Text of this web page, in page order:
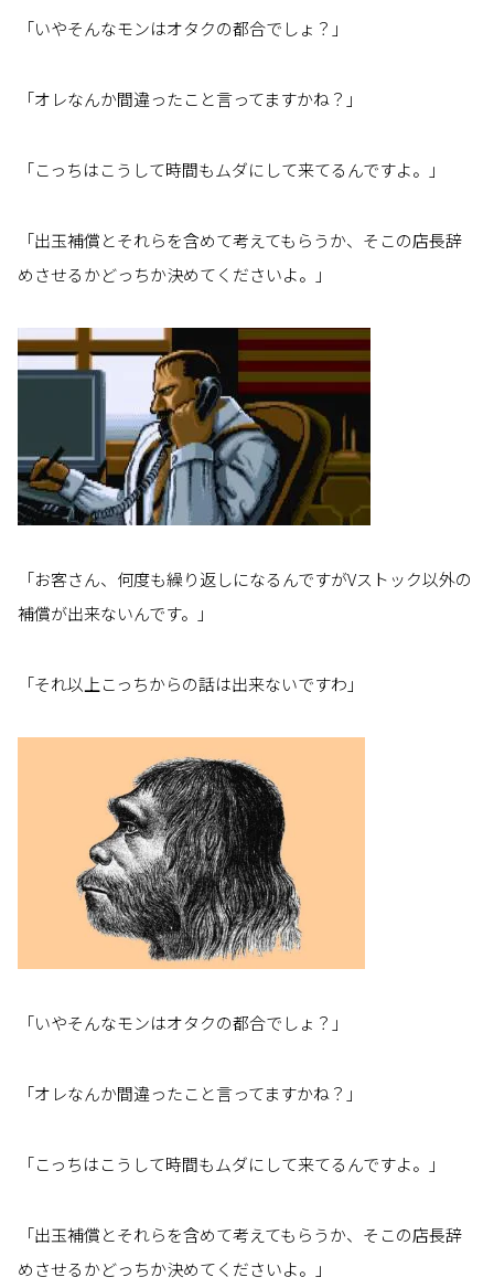
「いやそんなモンはオタクの都合でしょ？」
「オレなんか間違ったこと言ってますかね？」
「こっちはこうして時間もムダにして来てるんですよ。」
「出玉補償とそれらを含めて考えてもらうか、そこの店長辞
めさせるかどっちか決めてくださいよ。」
「お客さん、何度も繰り返しになるんですがVストック以外の
補償が出来ないんです。」
「それ以上こっちからの話は出来ないですわ」
「いやそんなモンはオタクの都合でしょ？」
「オレなんか間違ったこと言ってますかね？」
「こっちはこうして時間もムダにして来てるんですよ。」
「出玉補償とそれらを含めて考えてもらうか、そこの店長辞
めさせるかどっちか決めてくださいよ。」